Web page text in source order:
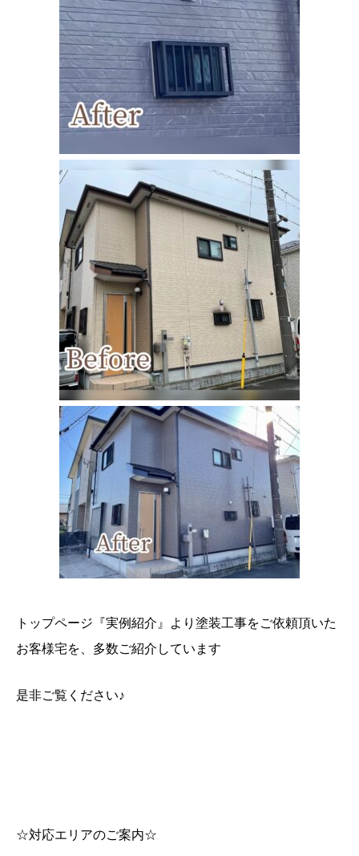
トップページ『実例紹介』より塗装工事をご依頼頂いた
お客様宅を、多数ご紹介しています
是非ご覧ください♪
☆対応エリアのご案内☆